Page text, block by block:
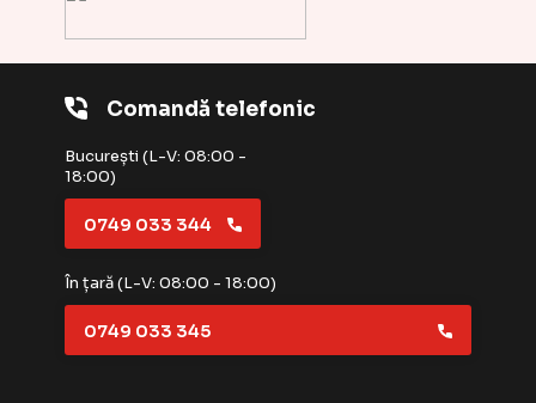
Comandă telefonic
București (L-V: 08:00 -
18:00)
0749 033 344
În țară (L-V: 08:00 - 18:00)
0749 033 345